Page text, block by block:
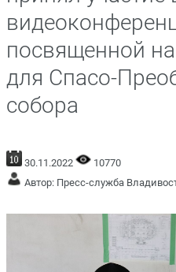
посвященной
для Спасо-
собора
30.11.2022
10770
Автор: Пресс-служба